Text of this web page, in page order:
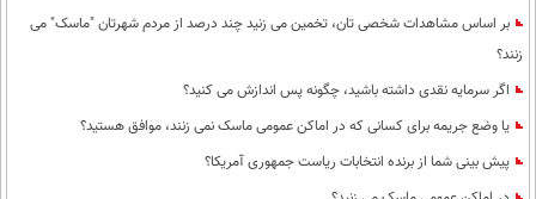
بر اساس مشاهدات شخصی تان، تخمین می زنید چند درصد از مردم شهرتان "ماسک" می
زنند؟
اگر سرمایه نقدی داشته باشید، چگونه پس اندازش می کنید؟
یا وضع جریمه برای کسانی که در اماکن عمومی ماسک نمی زنند، موافق هستید؟
پیش بینی شما از برنده انتخابات ریاست جمهوری آمریکا؟